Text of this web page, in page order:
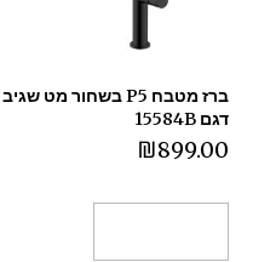
ברז מטבח P5 בשחור מט שגיב
דגם 15584B
₪899.00